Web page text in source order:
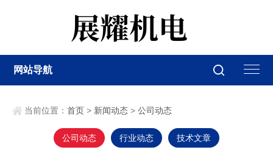
网站导航
当前位置：首页 > 新闻动态 >公司动态
公司动态 行业动态 技术文章